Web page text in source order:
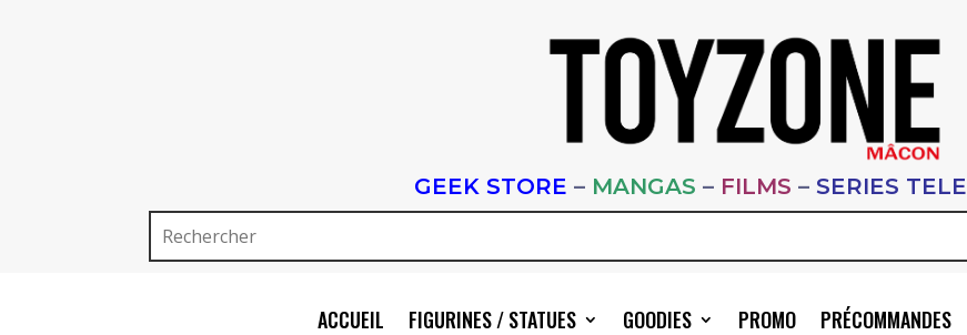
GEEK STORE – MANGAS – FILMS – SERIES TELE
ACCUEIL FIGURINES / STATUES GOODIES PROMO PRÉCOMMANDES